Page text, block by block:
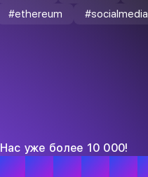
#ethereum
#socialmedia
Нас уже более 10 000!